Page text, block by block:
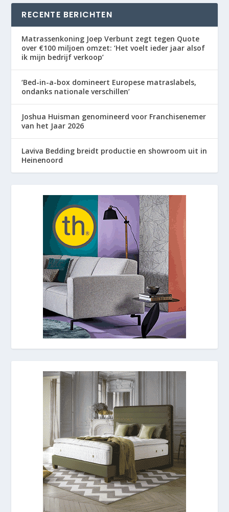
RECENTE BERICHTEN
Matrassenkoning Joep Verbunt zegt tegen Quote
over €100 miljoen omzet: ‘Het voelt ieder jaar alsof
ik mijn bedrijf verkoop’
‘Bed-in-a-box domineert Europese matraslabels,
ondanks nationale verschillen’
Joshua Huisman genomineerd voor Franchisenemer
van het Jaar 2026
Laviva Bedding breidt productie en showroom uit in
Heinenoord